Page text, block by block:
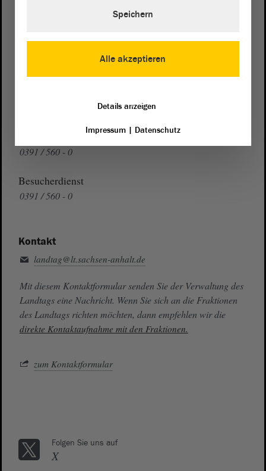
Auf Google Maps
Telefon und Fax
0391 / 560 - 1123
Presse- und Öffentlichkeitsarbeit
0391 / 560 - 0
Besucherdienst
0391 / 560 - 0
Kontakt
landtag@lt.sachsen-anhalt.de
Mit diesem Kontaktformular senden Sie der Verwaltung des
Landtags eine Nachricht. Wenn Sie sich an die Fraktionen
des Landtags richten möchten, dann empfehlen wir die
direkte Kontaktaufnahme mit den Fraktionen.
zum Kontaktformular
Folgen Sie uns auf
X
Alle akzeptieren
Speichern
Details anzeigen
Impressum| Datenschutz